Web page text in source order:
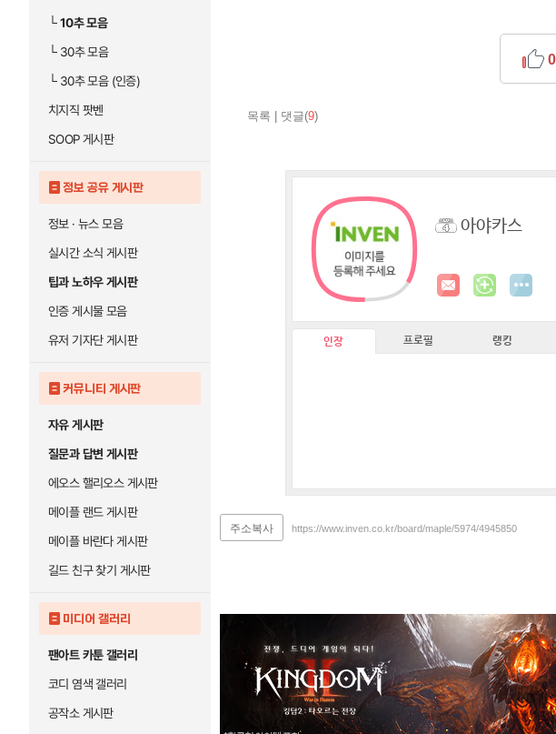
└10추 모음
└30추 모음
└30추 모음 (인증)
치지직 팟벤
SOOP 게시판
정보 공유 게시판
정보 · 뉴스 모음
실시간 소식 게시판
팁과 노하우 게시판
인증 게시물 모음
유저 기자단 게시판
커뮤니티 게시판
자유 게시판
질문과 답변 게시판
에오스 핼리오스 게시판
메이플 랜드 게시판
메이플 바란다 게시판
길드 친구 찾기 게시판
미디어 갤러리
팬아트 카툰 갤러리
코디 염색 갤러리
공작소 게시판
목록 댓글(9)
0
아야카스
인장 프로필 랭킹
주소복사 https://www.inven.co.kr/board/maple/5974/4945850